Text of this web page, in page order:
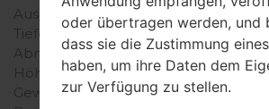
Ausgabe
April, 2013
Tiefe
9.2
Abmessungen (Breite /
Höhe)
117.5 x
x 2.45
Gewicht
103.3
oder übertragen werden, und
dass sie die Zustimmung
haben, um ihre Daten dem
zur Verfügung zu stellen.